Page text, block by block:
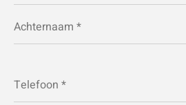
Telefoon